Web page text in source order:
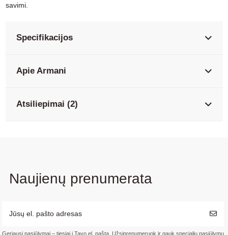
savimi.
Specifikacijos
Apie Armani
Atsiliepimai (2)
Naujienų prenumerata
Geriausi pasiūlymai – tiesiai į Tavo el. paštą. Užsiprenumeruok ir gauk specialių pasiūlymų